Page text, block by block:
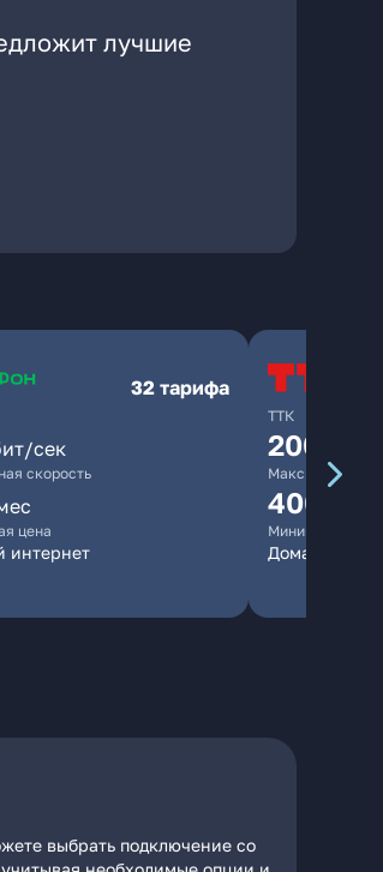
лучшие
32 тарифа
сек
скорость
цена
интернет
ТТК
200
Максимальная
400
Минимальная
Домашний
выбрать подключение со